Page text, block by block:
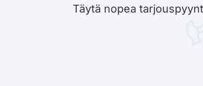
Täytä nopea